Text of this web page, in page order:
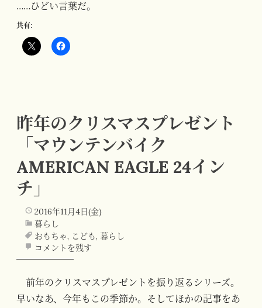
……ひどい言葉だ。
共有:
昨年のクリスマスプレゼント
「マウンテンバイク
AMERICAN EAGLE 24イン
チ」
2016年11月4日(金)
暮らし
おもちゃ, こども, 暮らし
コメントを残す
前年のクリスマスプレゼントを振り返るシリーズ。
早いなあ、今年もこの季節か。そしてほかの記事をあ